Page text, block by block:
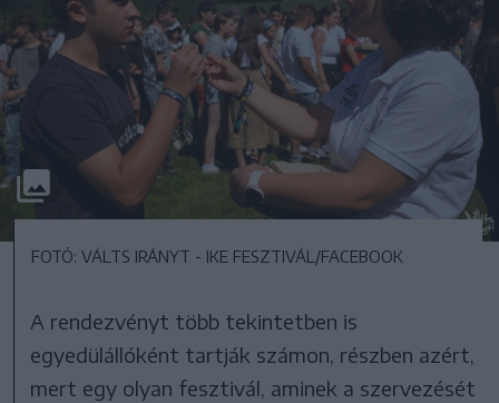
FOTÓ: VÁLTS IRÁNYT - IKE FESZTIVÁL/FACEBOOK
A rendezvényt több tekintetben is
egyedülállóként tartják számon, részben azért,
mert egy olyan fesztivál, aminek a szervezését